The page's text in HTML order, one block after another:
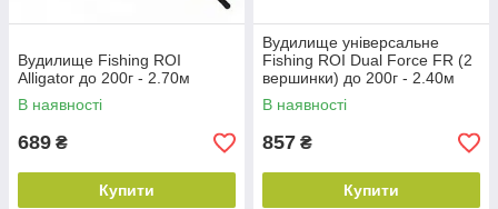
Вудилище Fishing ROI
Alligator до 200г - 2.70м
В наявності
689 ₴
Купити
Вудилище універсальне
Fishing ROI Dual Force FR (2
вершинки) до 200г - 2.40м
В наявності
857 ₴
Купити